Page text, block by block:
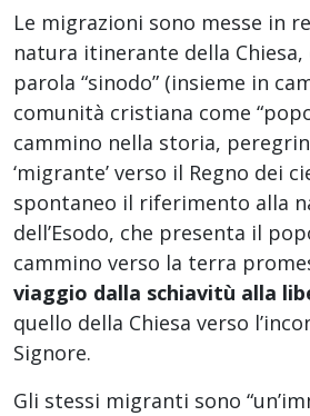
Le migrazioni sono messe in
natura itinerante della Chiesa,
parola “sinodo” (insieme in
comunità cristiana come
cammino nella storia,
‘migrante’ verso il Regno dei
spontaneo il riferimento alla
dell’Esodo, che presenta il
cammino verso la terra
viaggio dalla schiavitù alla
quello della Chiesa verso
Signore.
Gli stessi migranti sono